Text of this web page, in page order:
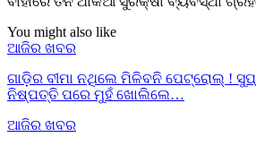
You might also like
ଆଜିର ଖବର
ଗାଡ଼ିର ବୀମା ନଥିଲେ ମିଳିବନି ପେଟ୍ରୋଲ୍ !
ନିଷ୍ପତ୍ତି ପରେ ମୁହଁ ଖୋଲିଲେ…
ଆଜିର ଖବର